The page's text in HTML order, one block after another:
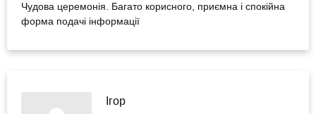
Чудова церемонія. Багато корисного, приємна і спокійна
форма подачі інформації
Ігор